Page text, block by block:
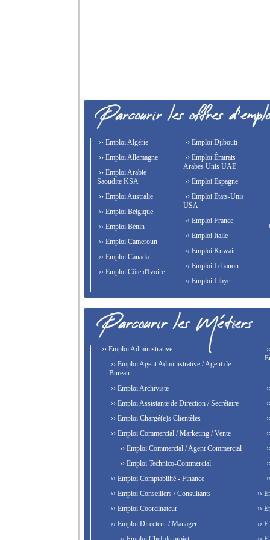
›› Emploi Algérie
›› Emploi Allemagne
›› Emploi Arabie
Saoudite KSA
›› Emploi Australie
›› Emploi Belgique
›› Emploi Bénin
›› Emploi Cameroun
›› Emploi Canada
›› Emploi Côte d'Ivoire
›› Emploi Djibouti
›› Emploi Émirats
Arabes Unis UAE
›› Emploi Espagne
›› Emploi États-Unis
USA
›› Emploi France
›› Emploi Italie
›› Emploi Kuwait
›› Emploi Lebanon
›› Emploi Libye
›› Emploi Administrative
›› Emploi Agent Administrative / Agent de
Bureau
›› Emploi Archiviste
›› Emploi Assistante de Direction / Secrétaire
›› Emploi Chargé(e)s Clientèles
›› Emploi Commercial / Marketing / Vente
›› Emploi Commercial / Agent Commercial
›› Emploi Technico-Commercial
›› Emploi Comptabilité - Finance
›› Emploi Conseillers / Consultants
›› Emploi Coordinateur
›› Emploi Directeur / Manager
››
››
››